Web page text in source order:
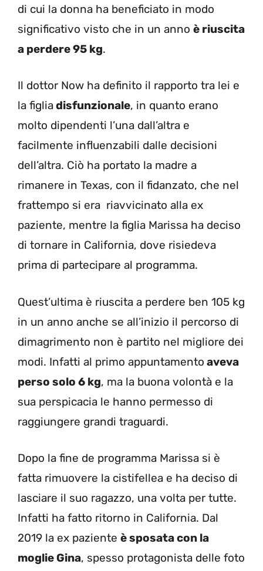
di cui la donna ha beneficiato in modo
significativo visto che in un anno è riuscita
a perdere 95 kg.
Il dottor Now ha definito il rapporto tra lei e
la figliadisfunzionale, in quanto erano
molto dipendenti l’una dall’altra e
facilmente influenzabili dalle decisioni
dell’altra. Ciò ha portato la madre a
rimanere in Texas, con il fidanzato, che nel
frattempo si era riavvicinato alla ex
paziente, mentre la figlia Marissa ha deciso
di tornare in California, dove risiedeva
prima di partecipare al programma.
Quest’ultima è riuscita a perdere ben 105 kg
in un anno anche se all’inizio il percorso di
dimagrimento non è partito nel migliore dei
modi. Infatti al primo appuntamento aveva
perso solo 6 kg, ma la buona volontà e la
sua perspicacia le hanno permesso di
raggiungere grandi traguardi.
Dopo la fine de programma Marissa si è
fatta rimuovere la cistifellea e ha deciso di
lasciare il suo ragazzo, una volta per tutte.
Infatti ha fatto ritorno in California. Dal
2019 la ex paziente è sposata con la
moglie Gina, spesso protagonista delle foto